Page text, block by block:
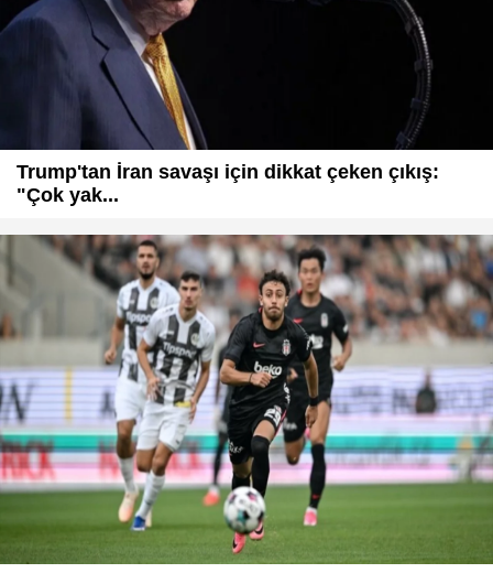
Trump'tan İran savaşı için dikkat çeken çıkış:
"Çok yak...